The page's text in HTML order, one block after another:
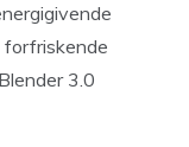
forfriskende
3.0